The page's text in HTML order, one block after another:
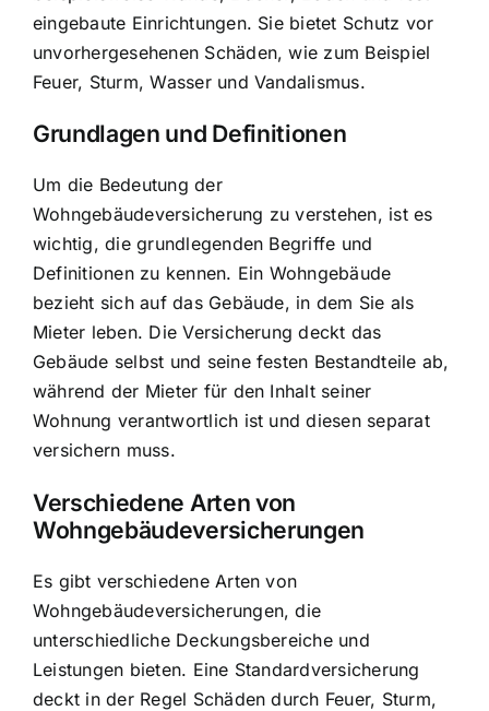
eingebaute Einrichtungen. Sie bietet Schutz vor
unvorhergesehenen Schäden, wie zum Beispiel
Feuer, Sturm, Wasser und Vandalismus.
Grundlagen und Definitionen
Um die Bedeutung der
Wohngebäudeversicherung zu verstehen, ist es
wichtig, die grundlegenden Begriffe und
Definitionen zu kennen. Ein Wohngebäude
bezieht sich auf das Gebäude, in dem Sie als
Mieter leben. Die Versicherung deckt das
Gebäude selbst und seine festen Bestandteile ab,
während der Mieter für den Inhalt seiner
Wohnung verantwortlich ist und diesen separat
versichern muss.
Verschiedene Arten von
Wohngebäudeversicherungen
Es gibt verschiedene Arten von
Wohngebäudeversicherungen, die
unterschiedliche Deckungsbereiche und
Leistungen bieten. Eine Standardversicherung
deckt in der Regel Schäden durch Feuer, Sturm,